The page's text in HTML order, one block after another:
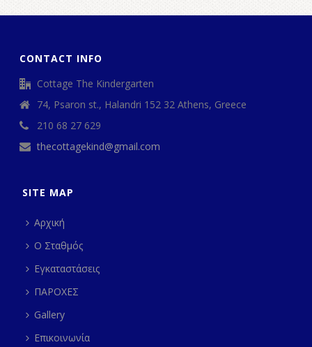
CONTACT INFO
Cottage The Kindergarten
74, Psaron st., Halandri 152 32 Athens, Greece
210 68 27 629
thecottagekind@gmail.com
SITE MAP
Αρχική
Ο Σταθμός
Εγκαταστάσεις
ΠΑΡΟΧΕΣ
Gallery
Επικοινωνία